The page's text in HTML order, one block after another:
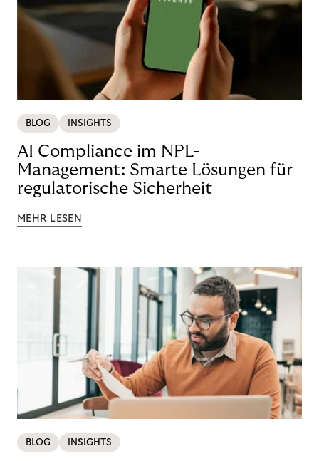
BLOG INSIGHTS
AI Compliance im NPL-
Management: Smarte Lösungen für
regulatorische Sicherheit
MEHR LESEN
BLOG INSIGHTS